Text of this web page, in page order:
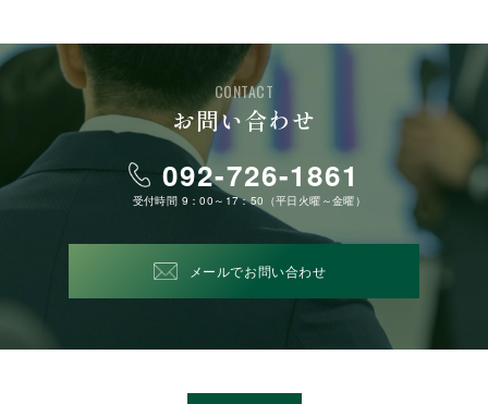
CONTACT
お問い合わせ
092-726-1861
受付時間 9：00～17：50（平日火曜～金曜）
メールでお問い合わせ